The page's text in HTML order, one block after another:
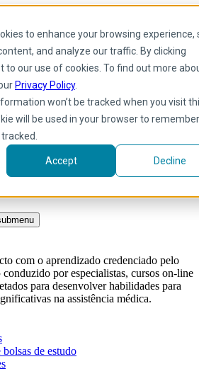
to enhance your browsing experience,
and analyze our traffic. By clicking
to our use of cookies. To find out more
Privacy Policy.
won’t be tracked when you visit
will be used in your browser to
Accept Decline
com o aprendizado credenciado pelo
por especialistas, cursos on-line
para desenvolver habilidades para
na assistência médica.
de estudo